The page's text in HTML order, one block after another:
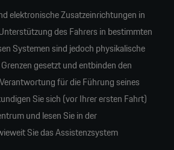
elektronische Zusatzeinrichtungen in
des Fahrers in bestimmten
Systemen sind jedoch physikalische
gesetzt und entbinden den
für die Führung seines
Sie sich (vor Ihrer ersten Fahrt)
und lesen Sie in der
Sie das Assistenzsystem